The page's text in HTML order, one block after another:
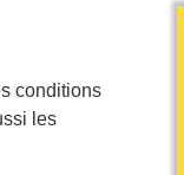
conditions
les